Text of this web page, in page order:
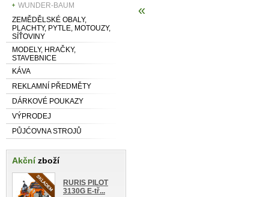
WUNDER-BAUM
ZEMĚDĚLSKÉ OBALY,
PLACHTY, PYTLE, MOTOUZY,
SÍŤOVINY
MODELY, HRAČKY,
STAVEBNICE
KÁVA
REKLAMNÍ PŘEDMĚTY
DÁRKOVÉ POUKAZY
VÝPRODEJ
PŮJĆOVNA STROJŮ
Akčnízboží
RURIS PILOT
3130G E-tř...
«